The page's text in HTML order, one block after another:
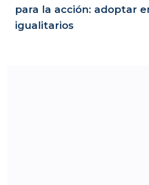
para la acción: adoptar
igualitarios